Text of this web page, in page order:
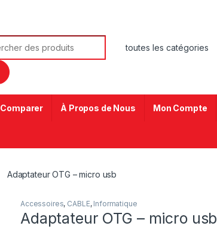
Comparer À Propos de Nous Mon Compte
Adaptateur OTG – micro usb
Accessoires, CABLE, Informatique
Adaptateur OTG – micro usb